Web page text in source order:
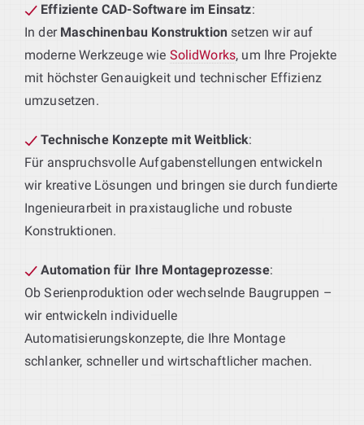
Effiziente CAD-Software im Einsatz:
In der Maschinenbau Konstruktion setzen wir auf
moderne Werkzeuge wie SolidWorks, um Ihre Projekte
mit höchster Genauigkeit und technischer Effizienz
umzusetzen.
Technische Konzepte mit Weitblick:
Für anspruchsvolle Aufgabenstellungen entwickeln
wir kreative Lösungen und bringen sie durch fundierte
Ingenieurarbeit in praxistaugliche und robuste
Konstruktionen.
Automation für Ihre Montageprozesse:
Ob Serienproduktion oder wechselnde Baugruppen –
wir entwickeln individuelle
Automatisierungskonzepte, die Ihre Montage
schlanker, schneller und wirtschaftlicher machen.